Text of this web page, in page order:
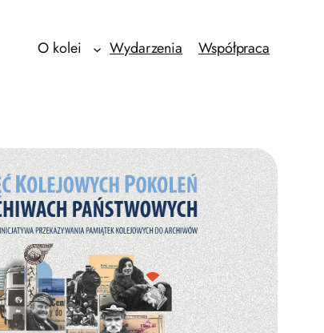
O kolei Wydarzenia Współpraca